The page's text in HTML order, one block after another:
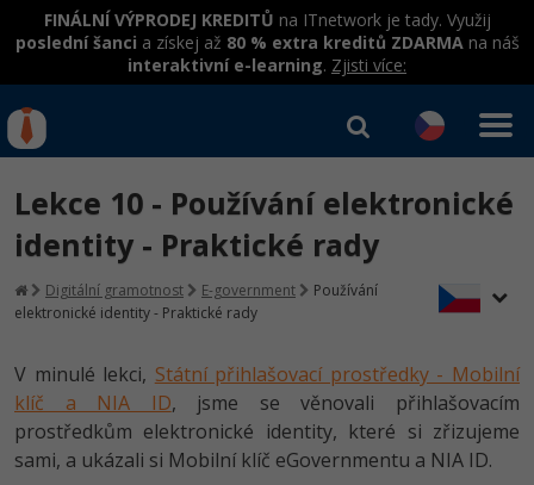
FINÁLNÍ VÝPRODEJ KREDITŮ na ITnetwork je tady. Využij
poslední šanci a získej až 80 % extra kreditů ZDARMAna náš
interaktivní e-learning. Zjisti více:
Rekvalifikace a kurzy
hrazené úřadem práce
Workshopy zdarma
Datová analýza v praxi
Školení
Základy programování
Objektové programování - OOP
Školení dle technologií
C# .NET
Kurzy IT profesí
Junior programátor
Programátor WWW aplikací
Senior programátor
Jak začít?
Java -80%
Kurzy e-commerce
Testování softwaru
Přihlásit se | Registrovat
Lekce 10 - Používání elektronické
identity - Praktické rady
Digitální gramotnost E-government
Používání
elektronické identity - Praktické rady
V minulé lekci, Státní přihlašovací prostředky - Mobilní
klíč a NIA ID, jsme se věnovali přihlašovacím
prostředkům elektronické identity, které si zřizujeme
sami, a ukázali si Mobilní klíč eGovernmentu a NIA ID.